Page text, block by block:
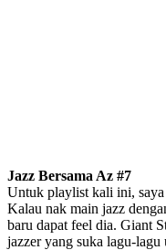
Jazz Bersama Az #7
Untuk playlist kali ini, saya
Kalau nak main jazz
baru dapat feel dia. Giant
jazzer yang suka lagu-lagu